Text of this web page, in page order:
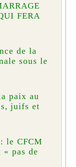
FERA
de la
sous le
paix au
juifs et
le CFCM
pas de